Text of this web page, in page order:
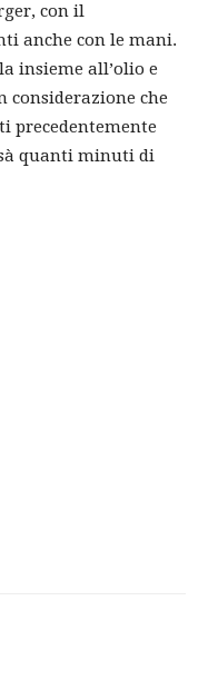
con il
anche con le mani.
insieme all’olio e
considerazione che
precedentemente
quanti minuti di